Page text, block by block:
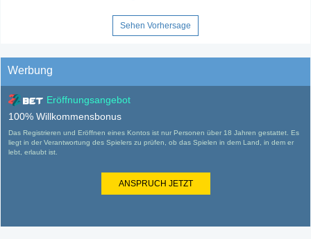
Sehen Vorhersage
Werbung
Eröffnungsangebot
100% Willkommensbonus
Das Registrieren und Eröffnen eines Kontos ist nur Personen über 18 Jahren gestattet. Es
liegt in der Verantwortung des Spielers zu prüfen, ob das Spielen in dem Land, in dem er
lebt, erlaubt ist.
ANSPRUCH JETZT